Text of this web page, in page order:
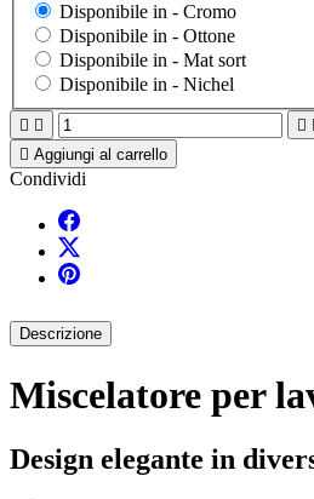
Disponibile in - Cromo
Disponibile in - Ottone
Disponibile in - Mat sort
Disponibile in - Nichel
  
 Aggiungi al carrello
Condividi
Descrizione
Miscelatore per
Design elegante in